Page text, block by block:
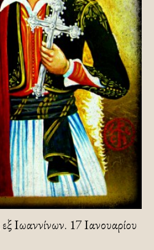
Ιωαννίνων. 17 Ιανουαρίου